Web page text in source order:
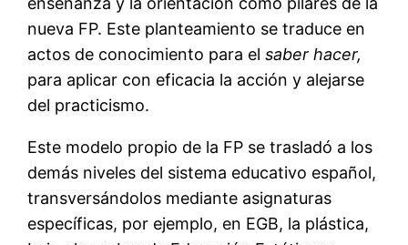
nueva FP. Este planteamiento se traduce en
actos de conocimiento para elsaber hacer,
para aplicar con eficacia la acción y alejarse
del practicismo.
Este modelo propio de la FP se trasladó a los
demás niveles del sistema educativo español,
transversándolos mediante asignaturas
específicas, por ejemplo, en EGB, la plástica,